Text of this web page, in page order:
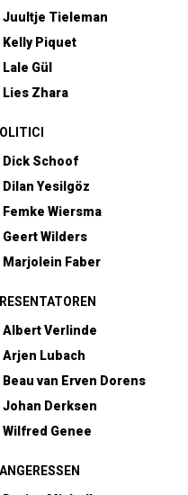
Juultje Tieleman
Kelly Piquet
Lale Gül
Lies Zhara
Dick Schoof
Dilan Yesilgöz
Femke Wiersma
Geert Wilders
Marjolein Faber
Albert Verlinde
Arjen Lubach
Beau van Erven Dorens
Johan Derksen
Wilfred Genee